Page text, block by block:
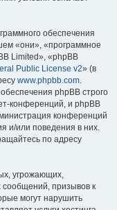
обеспечения
«они», «программное
Limited», «phpBB
Public License v2» (в
www.phpbb.com.
phpBB строго
конференций, и phpBB
конференций
и/или поведения в них.
по адресу
угрожающих,
сообщений, призывов к
могут нарушить